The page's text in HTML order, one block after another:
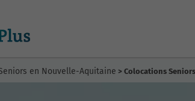
en Nouvelle-Aquitaine > Colocations